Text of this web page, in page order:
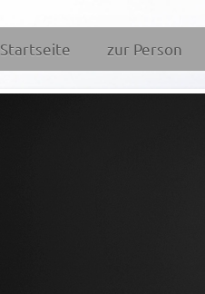
Startseite zur Person